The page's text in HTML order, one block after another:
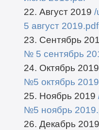
22. Август 2019 /
5 август 2019.pdf
23. Сентябрь
№ 5 сентябрь
24. Октябрь 2019
№5 октябрь
25. Ноябрь 2019
№5 ноябрь
26. Декабрь 2019